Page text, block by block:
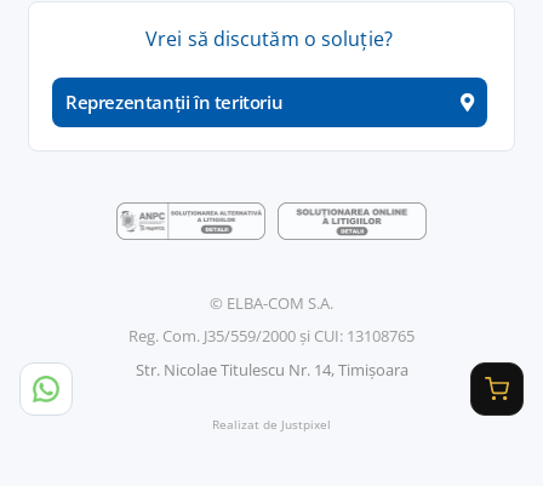
Vrei să discutăm osoluție?
Reprezentanții în teritoriu
© ELBA-COM S.A.
Reg. Com. J35/559/2000 și CUI: 13108765
Str. Nicolae Titulescu Nr. 14, Timișoara
Realizat de Justpixel